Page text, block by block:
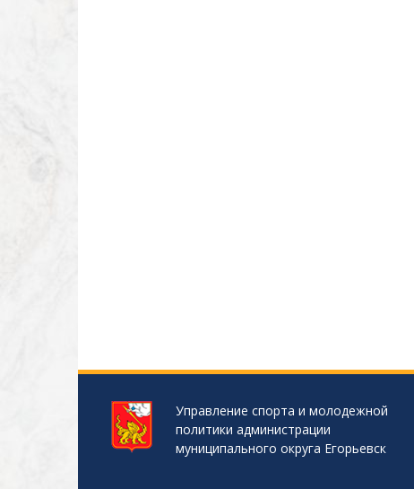
Управление спорта и молодежной
политики администрации
муниципального округа Егорьевск